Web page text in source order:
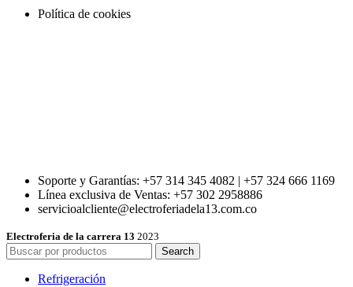
Política de cookies
Soporte y Garantías: +57 314 345 4082 | +57 324 666 1169
Línea exclusiva de Ventas: +57 302 2958886
servicioalcliente@electroferiadela13.com.co
Electroferia de la carrera 13 2023
Search
Refrigeración